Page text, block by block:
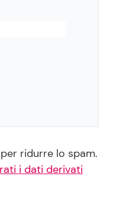
ridurre lo spam.
i dati derivati